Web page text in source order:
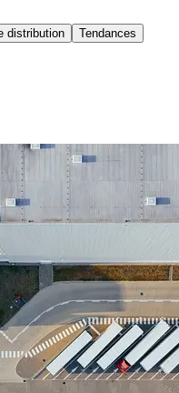
distribution
Tendances